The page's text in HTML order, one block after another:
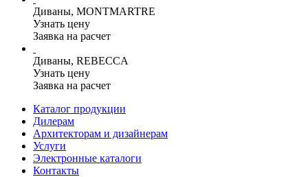
Диваны, MONTMARTRE
Узнать цену
Заявка на расчет
Диваны, REBECCA
Узнать цену
Заявка на расчет
Каталог продукции
Дилерам
Архитекторам и дизайнерам
Услуги
Электронные каталоги
Контакты